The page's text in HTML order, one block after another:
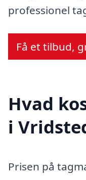
professionel
Få et tilbud,
Hvad
i
Prisen på